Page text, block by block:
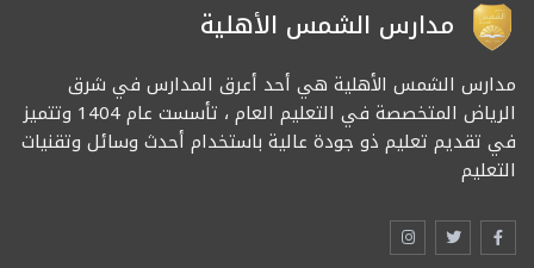
مدارس الشمس الأهلية
مدارس الشمس الأهلية هي أحد أعرق المدارس في شرق
الرياض المتخصصة في التعليم العام ، تأسست عام 1404 وتتميز
في تقديم تعليم ذو جودة عالية باستخدام أحدث وسائل وتقنيات
التعليم